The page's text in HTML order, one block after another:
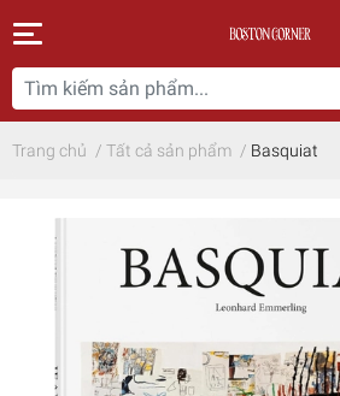
Trang chủ / Tất cả sản phẩm / Basquiat